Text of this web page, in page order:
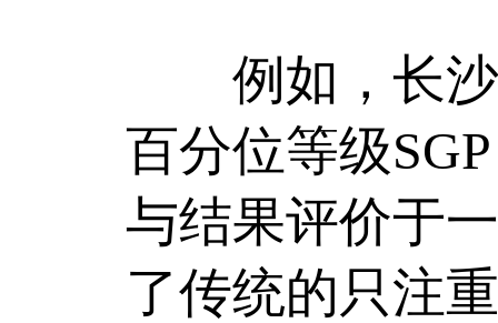
例如，长沙
百分位等级
与结果评价于
了传统的只注